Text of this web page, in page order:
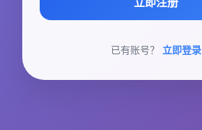
已有账号？ 立即登录